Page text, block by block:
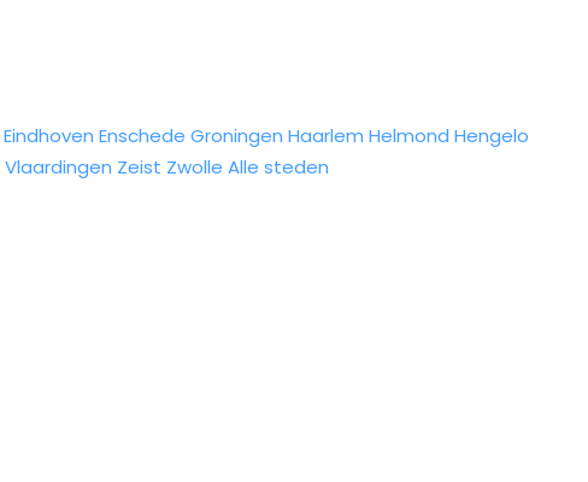
Eindhoven Enschede Groningen Haarlem Helmond Hengelo
Vlaardingen Zeist Zwolle Alle steden